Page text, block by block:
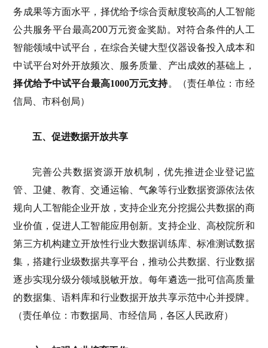
务成果等方面水平，择优给予综合贡献度较高的人工智能
公共服务平台最高200万元资金奖励。对符合条件的人工
智能领域中试平台，在综合关键大型仪器设备投入成本和
中试平台对外开放频次、服务质量、产出成效的基础上，
择优给予中试平台最高1000万元支持。（责任单位：市经
信局、市科创局）
五、促进数据开放共享
完善公共数据资源开放机制，优先推进企业登记监
管、卫健、教育、交通运输、气象等行业数据资源依法依
规向人工智能企业开放，支持企业充分挖掘公共数据的商
业价值，促进人工智能应用创新。支持企业、高校院所和
第三方机构建立开放性行业大数据训练库、标准测试数据
集，搭建行业级数据共享平台，推动公共数据、行业数据
逐步实现分级分领域脱敏开放。每年遴选一批可信高质量
的数据集、语料库和行业数据开放共享示范中心并授牌。
（责任单位：市数据局、市经信局，各区人民政府）